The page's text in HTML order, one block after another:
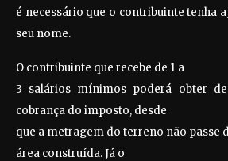
é necessário que o contribuinte tenha
seu nome.
O contribuinte que recebe de 1 a
3 salários mínimos poderá obter
cobrança do imposto, desde
que a metragem do terreno não passe
área construída. Já o